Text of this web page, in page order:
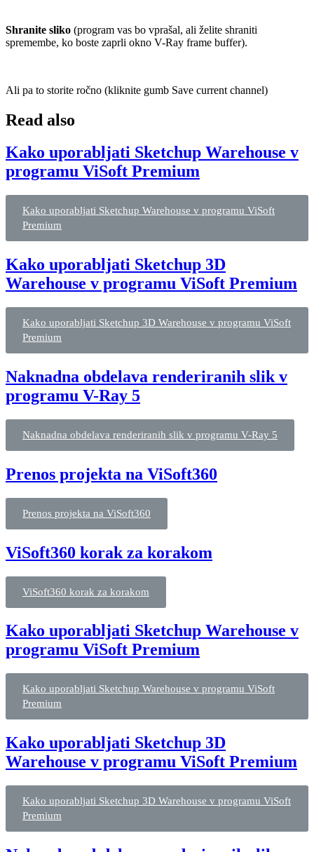
Shranite sliko (program vas bo vprašal, ali želite shraniti
spremembe, ko boste zaprli okno V-Ray frame buffer).
Ali pa to storite ročno (kliknite gumb Save current channel)
Read also
Kako uporabljati Sketchup Warehouse v
programu ViSoft Premium
Kako uporabljati Sketchup Warehouse v programu ViSoft
Premium
Kako uporabljati Sketchup 3D
Warehouse v programu ViSoft Premium
Kako uporabljati Sketchup 3D Warehouse v programu ViSoft
Premium
Naknadna obdelava renderiranih slik v
programu V-Ray 5
Naknadna obdelava renderiranih slik v programu V-Ray 5
Prenos projekta na ViSoft360
Prenos projekta na ViSoft360
ViSoft360 korak za korakom
ViSoft360 korak za korakom
Kako uporabljati Sketchup Warehouse v
programu ViSoft Premium
Kako uporabljati Sketchup Warehouse v programu ViSoft
Premium
Kako uporabljati Sketchup 3D
Warehouse v programu ViSoft Premium
Kako uporabljati Sketchup 3D Warehouse v programu ViSoft
Premium